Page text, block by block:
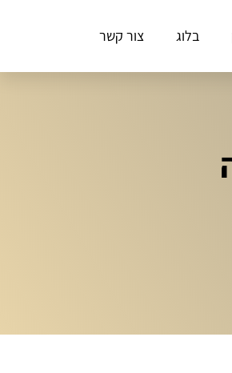
בלוג צור קשר